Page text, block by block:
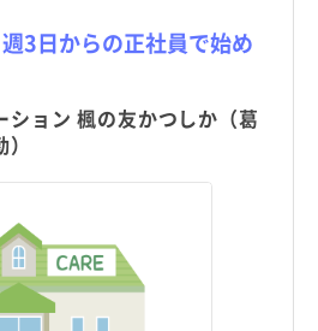
ト（夜勤あり）
上
3日からの正社員で始め
ション 楓の友かつしか（葛
ト（夜勤あり）
上